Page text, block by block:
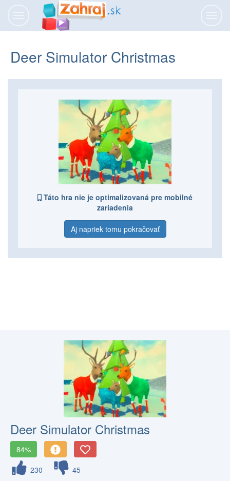
navigáciu
Deer Simulator Christmas
Táto hra nie je optimalizovaná pre mobilné
zariadenia
Aj napriek tomu pokračovať
Deer Simulator Christmas
84%
230
45